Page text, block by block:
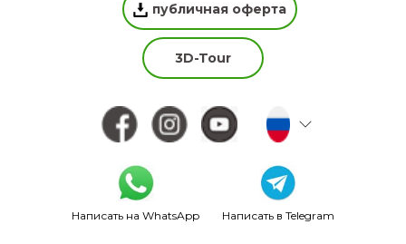
публичная оферта
3D-Tour
Написать на WhatsApp Написать в Telegram